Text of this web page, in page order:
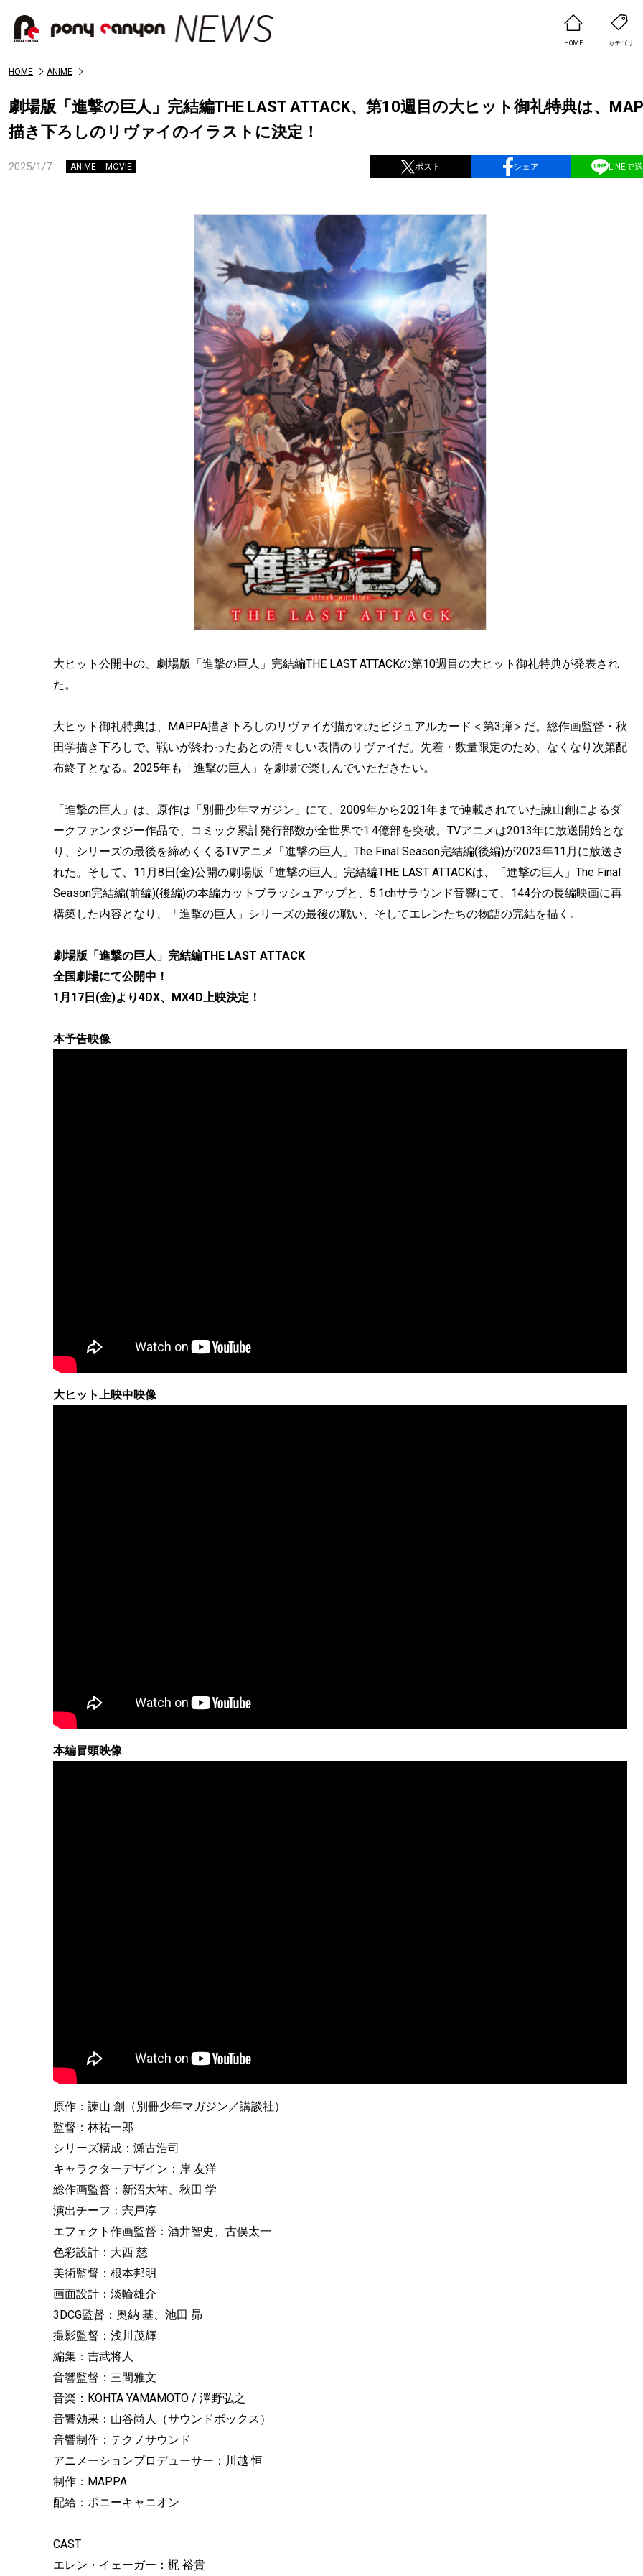
HOME カテゴリ
HOME ANIME
劇場版「進撃の巨人」完結編THE LAST ATTACK、第10週目の大ヒット御礼特典は、
描き下ろしのリヴァイのイラストに決定！
2025/1/7 ANIME MOVIE ポスト シェア LINEで
大ヒット公開中の、劇場版「進撃の巨人」完結編THE LAST ATTACKの第10週目の大ヒット御礼特典が発表され
た。
大ヒット御礼特典は、MAPPA描き下ろしのリヴァイが描かれたビジュアルカード＜第3弾＞だ。総作画監督・秋
田学描き下ろしで、戦いが終わったあとの清々しい表情のリヴァイだ。先着・数量限定のため、なくなり次第配
布終了となる。2025年も「進撃の巨人」を劇場で楽しんでいただきたい。
「進撃の巨人」は、原作は「別冊少年マガジン」にて、2009年から2021年まで連載されていた諫山創によるダ
ークファンタジー作品で、コミック累計発行部数が全世界で1.4億部を突破。TVアニメは2013年に放送開始とな
り、シリーズの最後を締めくくるTVアニメ「進撃の巨人」The Final Season完結編(後編)が2023年11月に放送さ
れた。そして、11月8日(金)公開の劇場版「進撃の巨人」完結編THE LAST ATTACKは、「進撃の巨人」The Final
Season完結編(前編)(後編)の本編カットブラッシュアップと、5.1chサラウンド音響にて、144分の長編映画に再
構築した内容となり、「進撃の巨人」シリーズの最後の戦い、そしてエレンたちの物語の完結を描く。
劇場版「進撃の巨人」完結編THE LAST ATTACK
全国劇場にて公開中！
1月17日(金)より4DX、MX4D上映決定！
本予告映像
大ヒット上映中映像
本編冒頭映像
原作：諫山 創（別冊少年マガジン／講談社）
監督：林祐一郎
シリーズ構成：瀬古浩司
キャラクターデザイン：岸 友洋
総作画監督：新沼大祐、秋田 学
演出チーフ：宍戸淳
エフェクト作画監督：酒井智史、古俣太一
色彩設計：大西 慈
美術監督：根本邦明
画面設計：淡輪雄介
3DCG監督：奥納 基、池田 昴
撮影監督：浅川茂輝
編集：吉武将人
音響監督：三間雅文
音楽：KOHTA YAMAMOTO / 澤野弘之
音響効果：山谷尚人（サウンドボックス）
音響制作：テクノサウンド
アニメーションプロデューサー：川越 恒
制作：MAPPA
配給：ポニーキャニオン
CAST
エレン・イェーガー：梶 裕貴